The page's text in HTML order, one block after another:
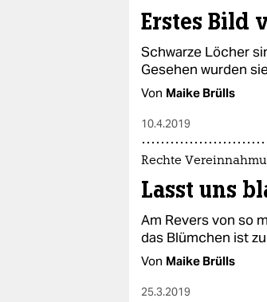
Erstes Bild
Schwarze Löcher
Gesehen wurden
Von Maike Brülls
10.4.2019
Rechte
Lasst uns
Am Revers von so
das Blümchen ist
Von Maike Brülls
25.3.2019